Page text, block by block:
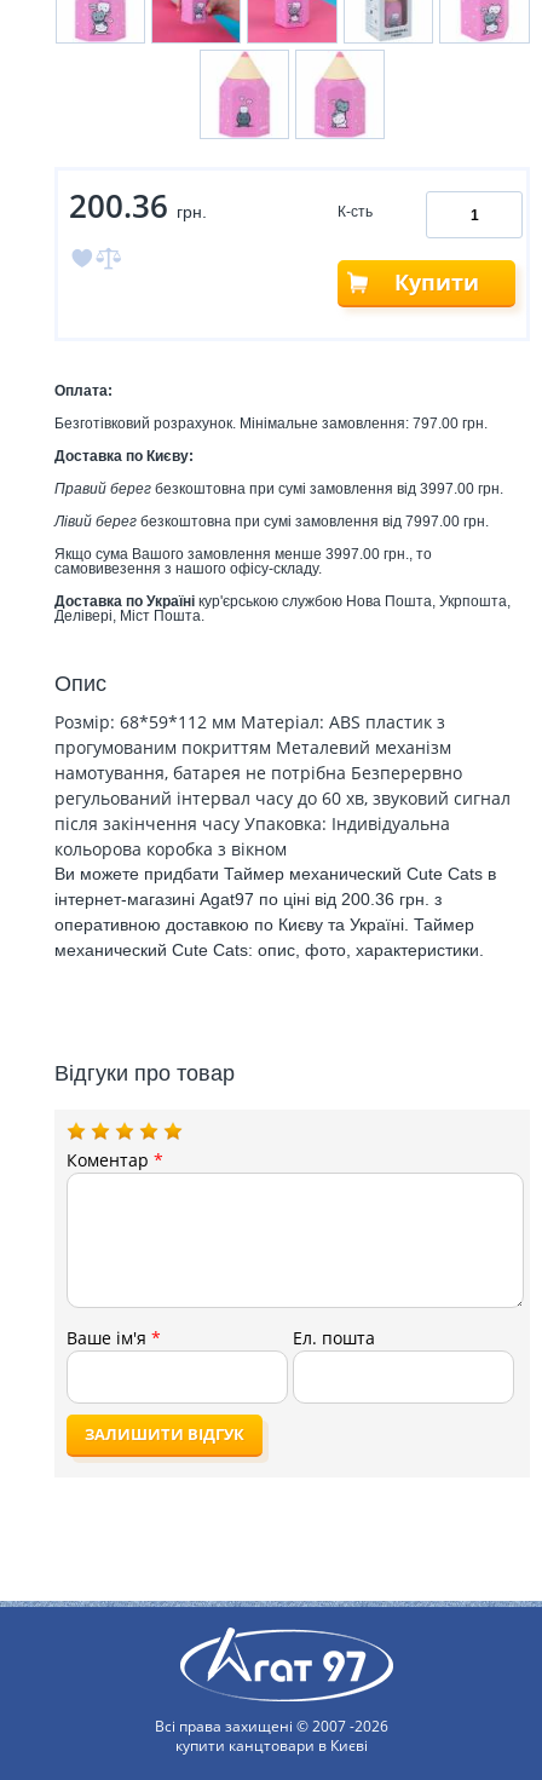
200.36 грн. К-сть
Купити
Оплата:
Безготівковий розрахунок. Мінімальне замовлення: 797.00 грн.
Доставка по Києву:
Правий берег безкоштовна при сумі замовлення від 3997.00 грн.
Лівий берег безкоштовна при сумі замовлення від 7997.00 грн.
Якщо сума Вашого замовлення менше 3997.00 грн., то
самовивезення з нашого офісу-складу.
Доставка по Україні кур'єрською службою Нова Пошта, Укрпошта,
Делівері, Міст Пошта.
Опис
Розмір: 68*59*112 мм Матеріал: ABS пластик з
прогумованим покриттям Металевий механізм
намотування, батарея не потрібна Безперервно
регульований інтервал часу до 60 хв, звуковий сигнал
після закінчення часу Упаковка: Індивідуальна
кольорова коробка з вікном
Ви можете придбати Таймер механический Cute Cats в
інтернет-магазині Agat97 по ціні від 200.36 грн. з
оперативною доставкою по Києву та Україні. Таймер
механический Cute Cats: опис, фото, характеристики.
Відгуки про товар
Коментар*
Ваше ім'я* Ел. пошта
ЗАЛИШИТИ ВІДГУК
Всі права захищені © 2007 -2026
купити канцтовари в Києві